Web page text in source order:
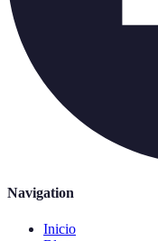
Navigation
Inicio